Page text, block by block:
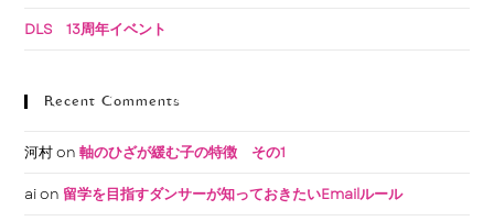
DLS 13周年イベント
Recent Comments
河村on軸のひざが緩む子の特徴 その1
aion 留学を目指すダンサーが知っておきたいEmailルール